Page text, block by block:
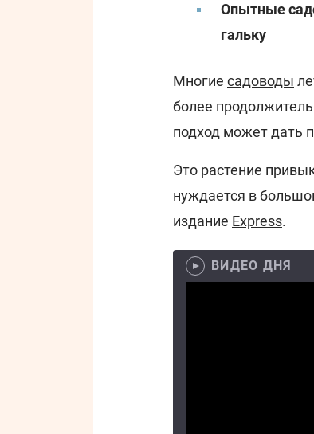
Опытные
гальку
Многие садоводы
более
подход может дать
Это растение
нуждается в
издание Express.
ВИДЕО ДНЯ